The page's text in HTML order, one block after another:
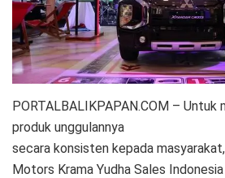
PORTALBALIKPAPAN.COM – Untuk
produk unggulannya
secara konsisten kepada
Motors Krama Yudha Sales